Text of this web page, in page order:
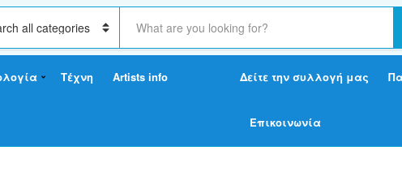
S
a
c
x
Τέχνη Artists info Δείτε την συλλογή μας
Επικοινωνία